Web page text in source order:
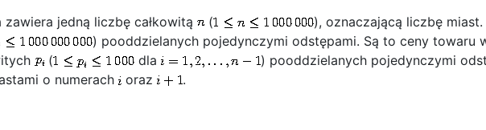
jedną liczbę całkowitą (
), oznaczającą liczbę
) pooddzielanych pojedynczymi odstępami. Są to ceny towaru
( dla
) pooddzielanych pojedynczymi
o numerach
oraz .